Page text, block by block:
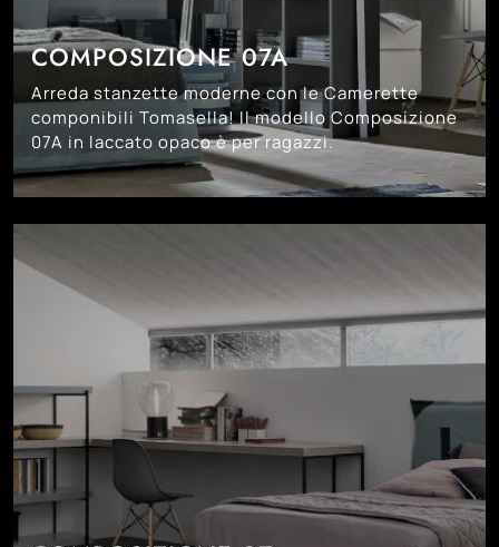
COMPOSIZIONE 07A
Arreda stanzette moderne con le Camerette
componibili Tomasella! Il modello Composizione
07A in laccato opaco è per ragazzi.